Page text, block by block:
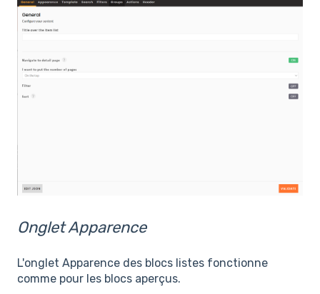
Onglet Apparence
L'onglet Apparence des blocs listes fonctionne
comme pour les blocs aperçus.